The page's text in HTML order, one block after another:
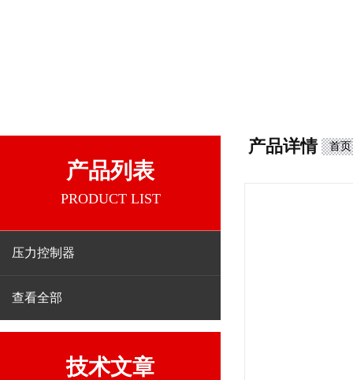
产品列表
PRODUCT LIST
压力控制器
查看全部
技术文章
产品详情 首页